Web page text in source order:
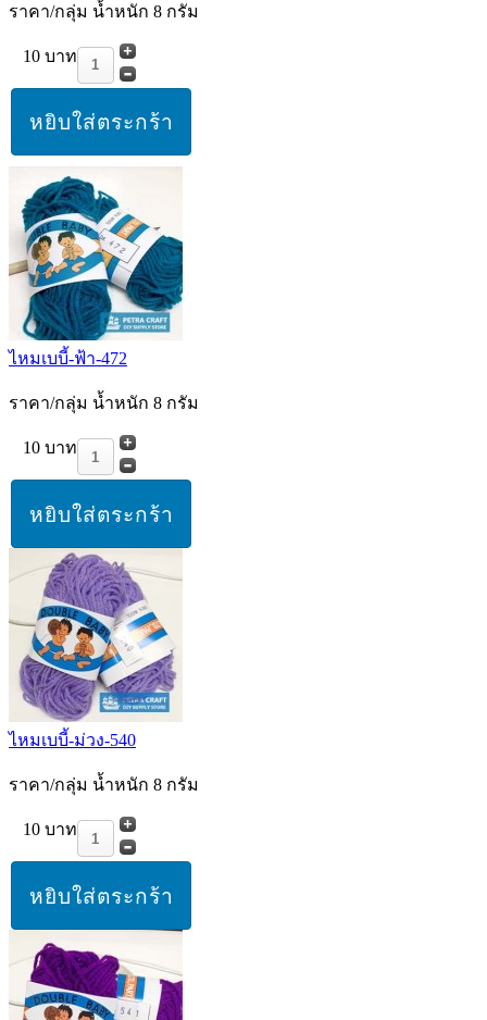
ราคา/กลุ่ม น้ำหนัก 8 กรัม
10 บาท
ไหมเบบี้-ฟ้า-472
ราคา/กลุ่ม น้ำหนัก 8 กรัม
10 บาท
ไหมเบบี้-ม่วง-540
ราคา/กลุ่ม น้ำหนัก 8 กรัม
10 บาท